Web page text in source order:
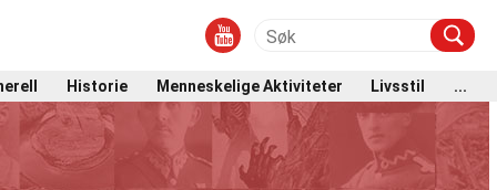
Historie Menneskelige Aktiviteter Livsstil ...